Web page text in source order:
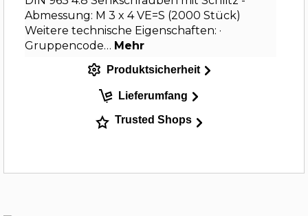
Abmessung: M 3 x 4 VE=S (2000 Stück)
Weitere technische Eigenschaften: ·
Gruppencode… Mehr
Produktsicherheit
Lieferumfang
Trusted Shops